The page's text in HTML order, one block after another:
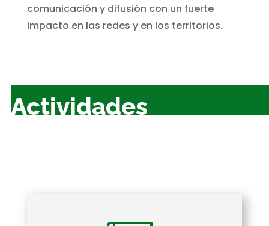
comunicación y difusión con un fuerte
impacto en las redes y en los territorios.
Actividades